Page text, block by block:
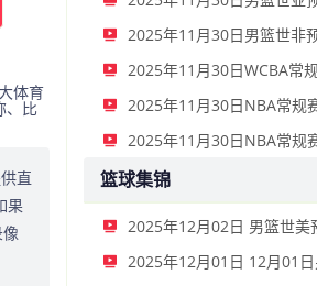
体育
、比
直
果
篮球集锦